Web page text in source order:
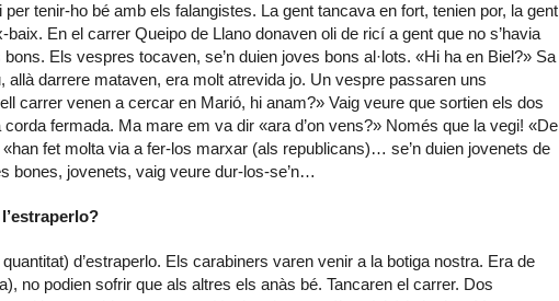
tenir-ho bé amb els falangistes. La gent tancava en fort, tenien por, la gent
En el carrer Queipo de Llano donaven oli de ricí a gent que no s’havia
Els vespres tocaven, se’n duien joves bons al·lots. «Hi ha en Biel?» Sa
allà darrere mataven, era molt atrevida jo. Un vespre passaren uns
carrer venen a cercar en Marió, hi anam?» Vaig veure que sortien els dos
fermada. Ma mare em va dir «ara d’on vens?» Només que la vegi! «De
fet molta via a fer-los marxar (als republicans)… se’n duien jovenets de
bones, jovenets, vaig veure dur-los-se’n…
d’estraperlo. Els carabiners varen venir a la botiga nostra. Era de
no podien sofrir que als altres els anàs bé. Tancaren el carrer. Dos